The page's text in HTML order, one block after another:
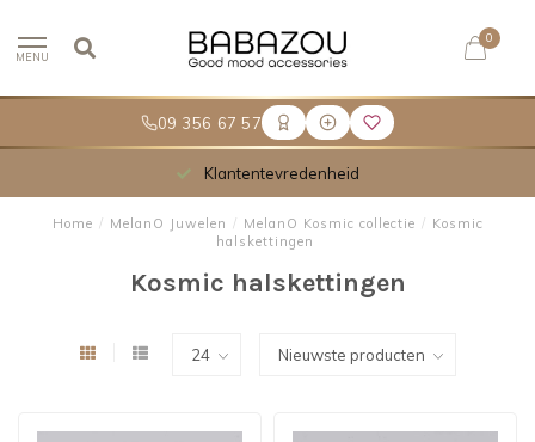
09 356 67 57
MENU
0
Klantentevredenheid
Home / MelanO Juwelen / MelanO Kosmic collectie / Kosmic
halskettingen
Kosmic halskettingen